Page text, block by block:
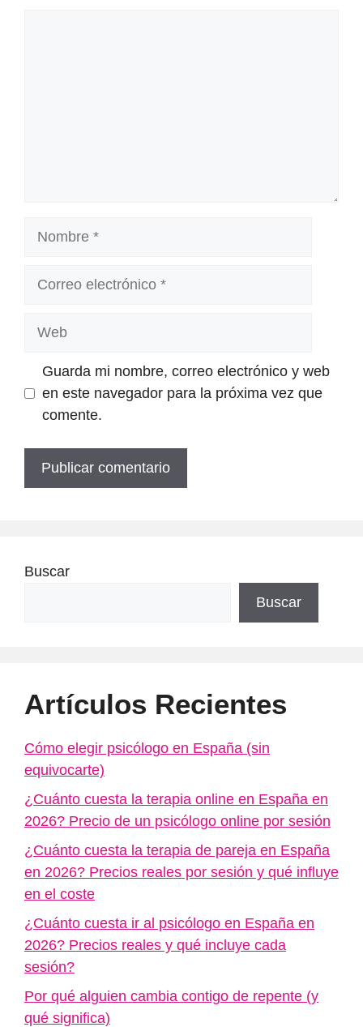
Guarda mi nombre, correo electrónico y web
en este navegador para la próxima vez que
comente.
Buscar
Buscar
Artículos Recientes
Cómo elegir psicólogo en España (sin
equivocarte)
¿Cuánto cuesta la terapia online en España en
2026? Precio de un psicólogo online por sesión
¿Cuánto cuesta la terapia de pareja en España
en 2026? Precios reales por sesión y qué influye
en el coste
¿Cuánto cuesta ir al psicólogo en España en
2026? Precios reales y qué incluye cada
sesión?
Por qué alguien cambia contigo de repente (y
qué significa)